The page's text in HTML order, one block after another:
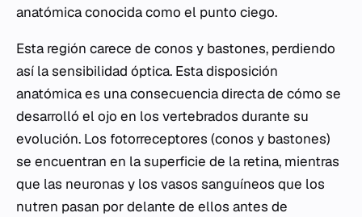
anatómica conocida como el punto ciego.
Esta región carece de conos y bastones, perdiendo
así la sensibilidad óptica. Esta disposición
anatómica es una consecuencia directa de cómo se
desarrolló el ojo en los vertebrados durante su
evolución. Los fotorreceptores (conos y bastones)
se encuentran en la superficie de la retina, mientras
que las neuronas y los vasos sanguíneos que los
nutren pasan por delante de ellos antes de